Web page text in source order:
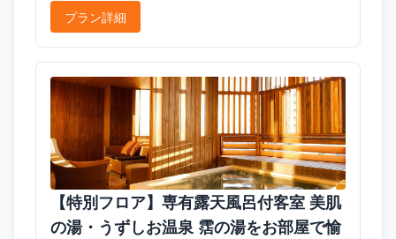
プラン詳細
【特別フロア】専有露天風呂付客室 美肌
の湯・うずしお温泉 霑の湯をお部屋で愉